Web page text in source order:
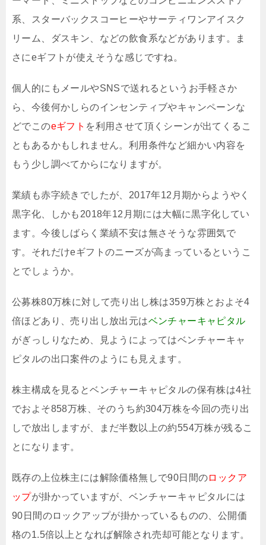
系、スターバックスコーヒーやサーティワンアイスク
リーム、ダスキン、などの飲食系などがあります。ま
さにeギフトが使えそうな感じですね。
個人的にもメールやSNSで送れるというお手軽さか
ら、今後何かしらのインセンティブやキャンペーンな
どでこのeギフト を利用させて頂くシーンが出てくるこ
ともあるかもしれません。利用条件など細かい内容を
もう少し調べてからになりますが。
業績も赤字続きでしたが、2017年12月期からようやく
黒字化、しかも2018年12月期には大幅に黒字化してい
ます。今後しばらく業績不安は無さそうな雰囲気で
す。それだけeギフトのニーズが高まっているというこ
とでしょうか。
公募株80万株に対して売り出し株は359万株とおよそ4
倍ほどあり、売り出し放出元はベンチャーキャピタル
がぎっしりなため、見ようによってはベンチャーキャ
ピタルの出口案件のようにも見えます。
株主構成を見るとベンチャーキャピタルの保有株は4社
でおよそ858万株、そのうち約304万株を今回の売り出
しで放出しますが、まだ半数以上の約554万株が残るこ
とになります。
既存の上位株主には解除価格無しで90日間のロックア
ップが掛かっていますが、ベンチャーキャピタルには
90日間のロックアップが掛かっているものの、公開価
格の1.5倍以上となれば解除され売却可能となります。